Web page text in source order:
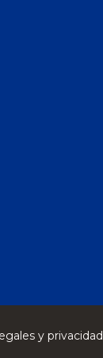
y privacidad